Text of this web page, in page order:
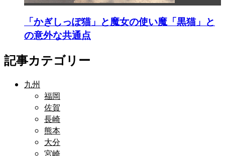
「かぎしっぽ猫」と魔女の使い魔「黒猫」と
の意外な共通点
記事カテゴリー
九州
福岡
佐賀
長崎
熊本
大分
宮崎